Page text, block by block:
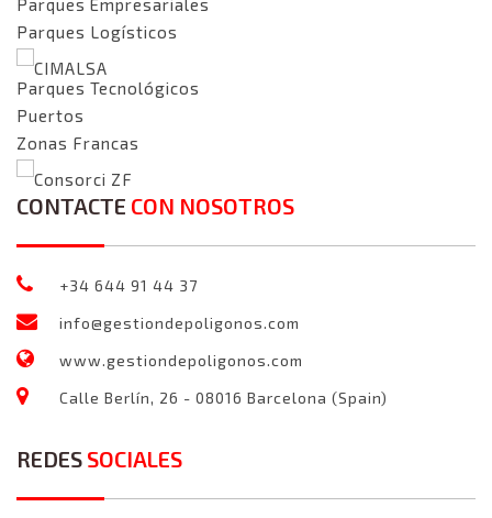
Parques Empresariales
Parques Logísticos
CIMALSA
Parques Tecnológicos
Puertos
Zonas Francas
Consorci ZF
CONTACTE CON NOSOTROS
+34 644 91 44 37
info@gestiondepoligonos.com
www.gestiondepoligonos.com
Calle Berlín, 26 - 08016 Barcelona (Spain)
REDES SOCIALES